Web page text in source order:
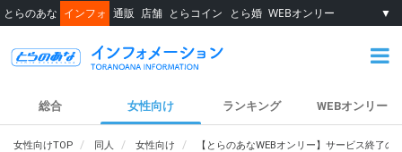
とらのあな インフォ 通販 店舗 とらコイン とら婚 WEBオンリー ▼
総合 女性向け ランキング WEBオンリー
女性向けTOP 同人 女性向け 【とらのあなWEBオンリー】サービス終了の